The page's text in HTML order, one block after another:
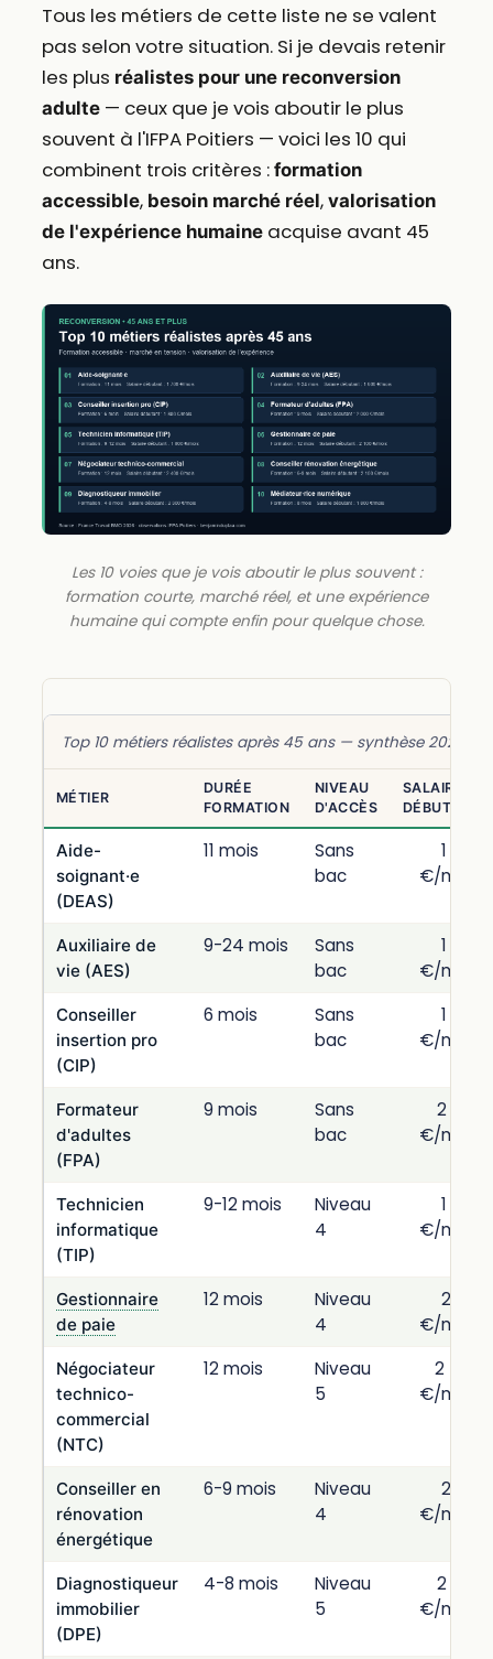
Tous les métiers de cette liste ne se valent
pas selon votre situation. Si je devais retenir
les plus réalistes pour une reconversion
adulte— ceux que je vois aboutir le plus
souvent à l'IFPA Poitiers — voici les 10 qui
combinent trois critères : formation
accessible, besoin marché réel, valorisation
de l'expérience humaineacquise avant 45
ans.
Les 10 voies que je vois aboutir le plus souvent :
formation courte, marché réel, et une expérience
humaine qui compte enfin pour quelque chose.
Top 10 métiers réalistes après 45 ans — synthèse 2026
MÉTIER
DURÉE
FORMATION
NIVEAU
D'ACCÈS
SALAIRE
DÉBUTANT
Aide-
soignant·e
(DEAS)
11 mois
Sans
bac
1 700
€/mois
Auxiliaire de
vie (AES)
9-24 mois
Sans
bac
1 600
€/mois
Conseiller
insertion pro
(CIP)
6 mois
Sans
bac
1 800
€/mois
Formateur
d'adultes
(FPA)
9 mois
Sans
bac
2 000
€/mois
Technicien
informatique
(TIP)
9-12 mois
Niveau
4
1 800
€/mois
Gestionnaire
de paie
12 mois
Niveau
4
2 100
€/mois
Négociateur
technico-
commercial
(NTC)
12 mois
Niveau
5
2 400
€/mois
Conseiller en
rénovation
énergétique
6-9 mois
Niveau
4
2 100
€/mois
Diagnostiqueur
immobilier
(DPE)
4-8 mois
Niveau
5
2 300
€/mois